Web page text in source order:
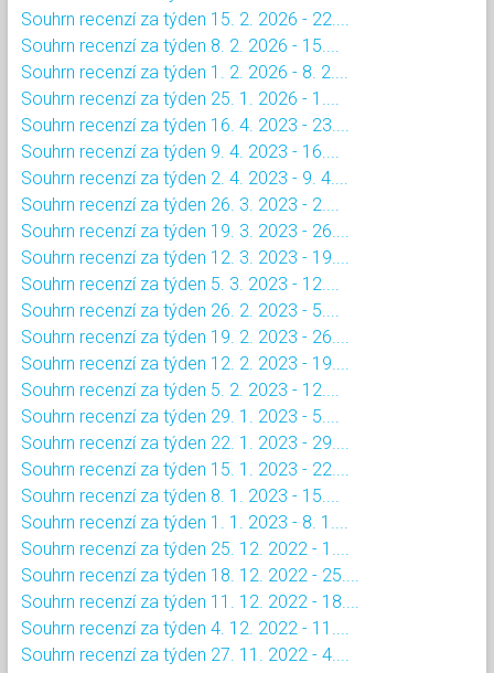
Souhrn recenzí za týden 15. 2. 2026 - 22....
Souhrn recenzí za týden 8. 2. 2026 - 15....
Souhrn recenzí za týden 1. 2. 2026 - 8. 2....
Souhrn recenzí za týden 25. 1. 2026 - 1....
Souhrn recenzí za týden 16. 4. 2023 - 23....
Souhrn recenzí za týden 9. 4. 2023 - 16....
Souhrn recenzí za týden 2. 4. 2023 - 9. 4....
Souhrn recenzí za týden 26. 3. 2023 - 2....
Souhrn recenzí za týden 19. 3. 2023 - 26....
Souhrn recenzí za týden 12. 3. 2023 - 19....
Souhrn recenzí za týden 5. 3. 2023 - 12....
Souhrn recenzí za týden 26. 2. 2023 - 5....
Souhrn recenzí za týden 19. 2. 2023 - 26....
Souhrn recenzí za týden 12. 2. 2023 - 19....
Souhrn recenzí za týden 5. 2. 2023 - 12....
Souhrn recenzí za týden 29. 1. 2023 - 5....
Souhrn recenzí za týden 22. 1. 2023 - 29....
Souhrn recenzí za týden 15. 1. 2023 - 22....
Souhrn recenzí za týden 8. 1. 2023 - 15....
Souhrn recenzí za týden 1. 1. 2023 - 8. 1....
Souhrn recenzí za týden 25. 12. 2022 - 1....
Souhrn recenzí za týden 18. 12. 2022 - 25....
Souhrn recenzí za týden 11. 12. 2022 - 18....
Souhrn recenzí za týden 4. 12. 2022 - 11....
Souhrn recenzí za týden 27. 11. 2022 - 4....